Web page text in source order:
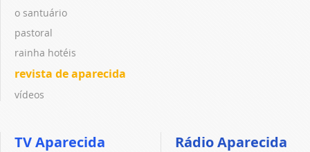
o santuário
pastoral
rainha hotéis
revista de aparecida
vídeos
TV Aparecida Rádio Aparecida